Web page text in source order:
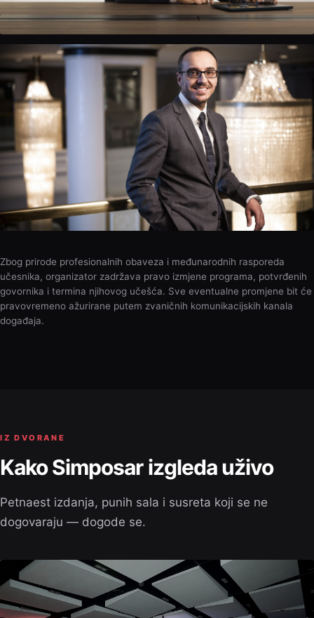
Mladen Knežević
Predsjednik Uprave, Aminess Hotels & Resorts
Marko Naletilić
Međunarodni fudbalski agent, Milano
Zbog prirode profesionalnih obaveza i međunarodnih rasporeda
učesnika, organizator zadržava pravo izmjene programa, potvrđenih
govornika i termina njihovog učešća. Sve eventualne promjene bit će
pravovremeno ažurirane putem zvaničnih komunikacijskih kanala
događaja.
IZ DVORANE
Kako Simposar izgleda uživo
Petnaest izdanja, punih sala i susreta koji se ne
dogovaraju — dogode se.